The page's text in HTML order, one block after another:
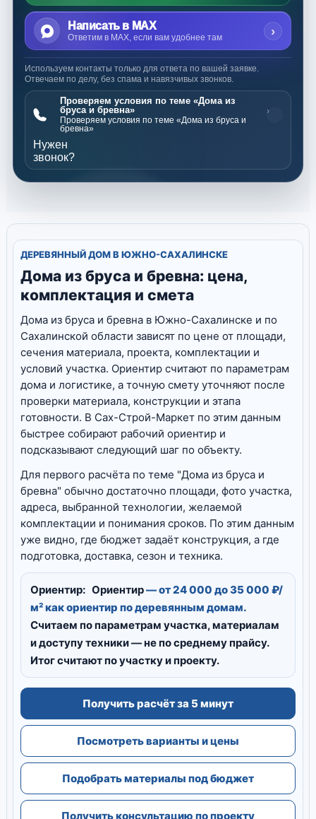
Написать в MAX
Ответим в MAX, если вам удобнее там ›
Используем контакты только для ответа по вашей заявке.
Отвечаем по делу, без спама и навязчивых звонков.
Проверяем условия по теме «Дома из
бруса и бревна»
Проверяем условия по теме «Дома из бруса и
бревна»
›
Нужен
звонок?
ДЕРЕВЯННЫЙ ДОМ В ЮЖНО-САХАЛИНСКЕ
Дома из бруса и бревна: цена,
комплектация и смета
Дома из бруса и бревна в Южно-Сахалинске и по
Сахалинской области зависят по цене от площади,
сечения материала, проекта, комплектации и
условий участка. Ориентир считают по параметрам
дома и логистике, а точную смету уточняют после
проверки материала, конструкции и этапа
готовности. В Сах-Строй-Маркет по этим данным
быстрее собирают рабочий ориентир и
подсказывают следующий шаг по объекту.
Для первого расчёта по теме "Дома из бруса и
бревна" обычно достаточно площади, фото участка,
адреса, выбранной технологии, желаемой
комплектации и понимания сроков. По этим данным
уже видно, где бюджет задаёт конструкция, а где
подготовка, доставка, сезон и техника.
Ориентир: Ориентир— от 24 000 до 35 000 ₽/
м² как ориентир по деревянным домам.
Считаем по параметрам участка, материалам
и доступу техники — не по среднему прайсу.
Итог считают по участку и проекту.
Получить расчёт за 5 минут
Посмотреть варианты и цены
Подобрать материалы под бюджет
Получить консультацию по проекту